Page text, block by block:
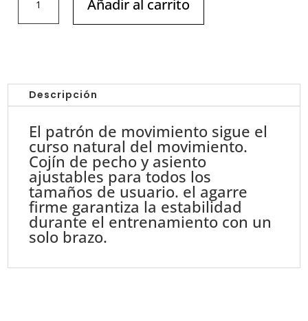
EVOST
A3035
cantidad
Añadir al carrito
Descripción
El patrón de movimiento sigue el
curso natural del movimiento.
Cojín de pecho y asiento
ajustables para todos los
tamaños de usuario. el agarre
firme garantiza la estabilidad
durante el entrenamiento con un
solo brazo.